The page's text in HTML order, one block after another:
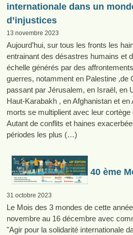
internationale dans un
d’injustices
13 novembre 2023
Aujourd’hui, sur tous les fronts les
entrainant des désastres humains et
échelle générés par des
guerres, notamment en Palestine ,de
passant par Jérusalem, en Israël, en
Haut-Karabakh , en Afghanistan et
morts se multiplient avec leur
Autant de conflits et haines
périodes les plus (…)
40 ème
31 octobre 2023
Le Mois des 3 mondes de cette
novembre au 16 décembre avec
"Agir pour la solidarité internationale